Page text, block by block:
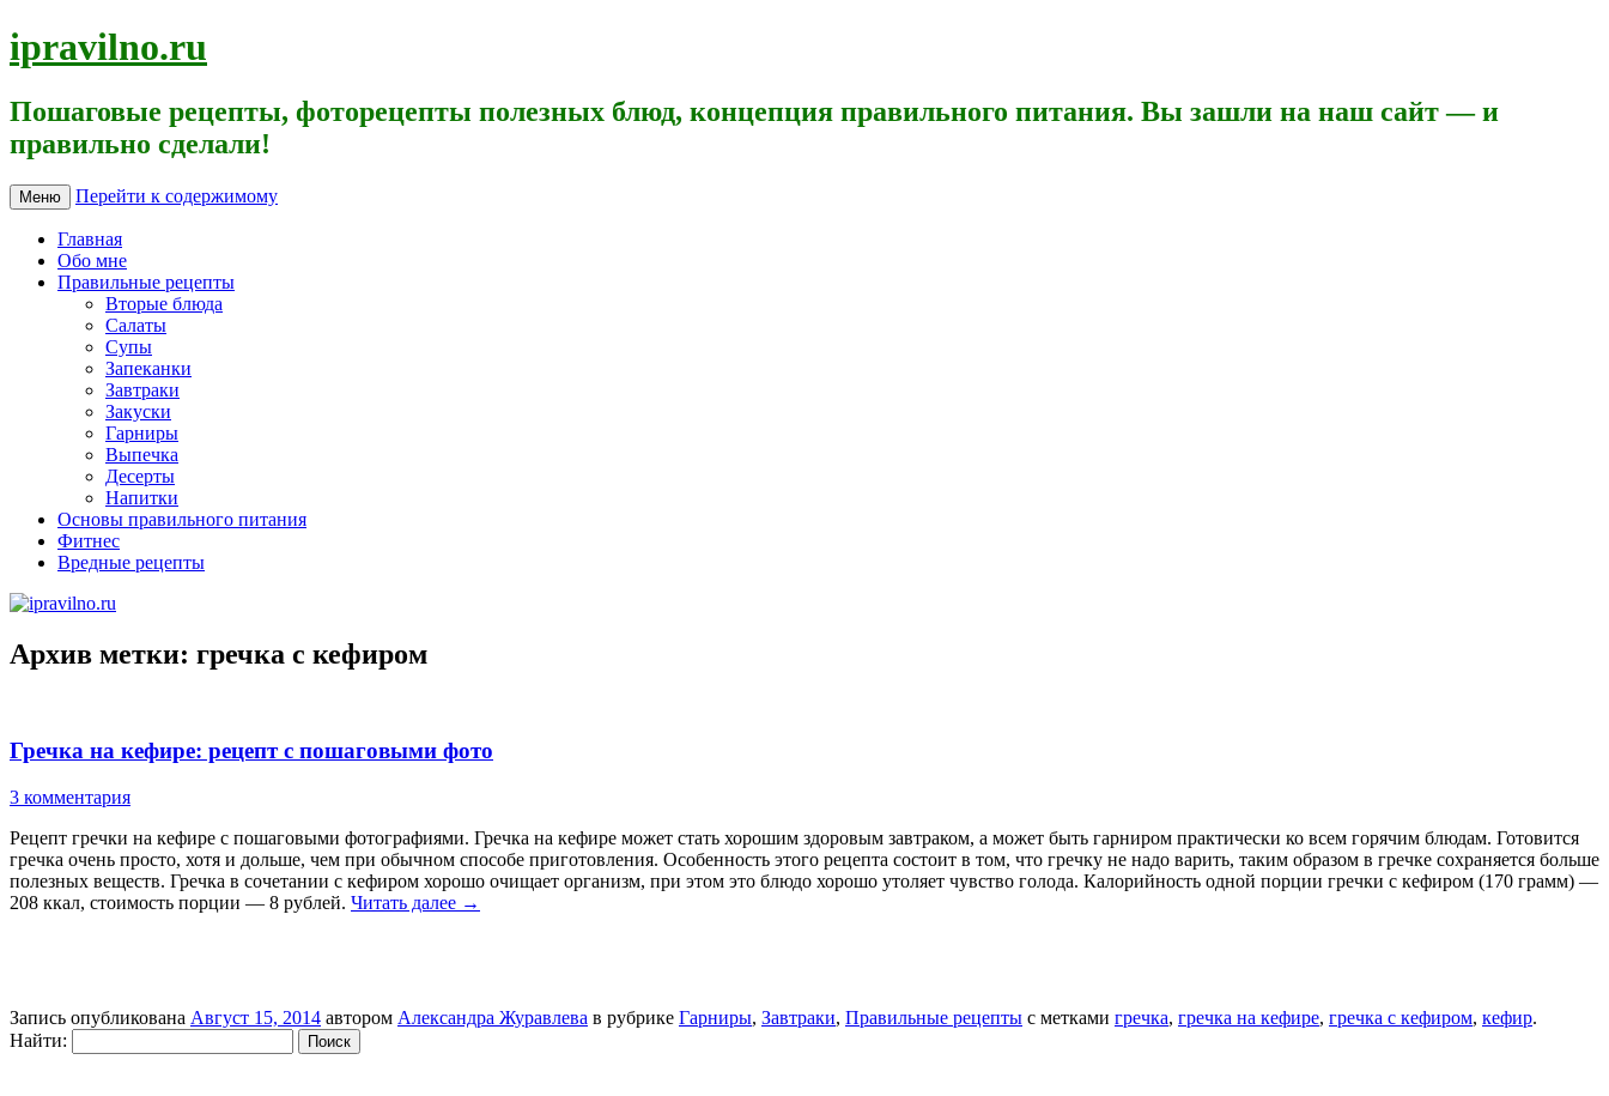
ipravilno.ru
Пошаговые рецепты, фоторецепты полезных блюд, концепция правильного питания. Вы зашли на наш сайт — и
правильно сделали!
Меню Перейти к содержимому
Главная
Обо мне
Правильные рецепты
Вторые блюда
Салаты
Супы
Запеканки
Завтраки
Закуски
Гарниры
Выпечка
Десерты
Напитки
Основы правильного питания
Фитнес
Вредные рецепты
Архив метки: гречка с кефиром
Гречка на кефире: рецепт с пошаговыми фото
3 комментария
Рецепт гречки на кефире с пошаговыми фотографиями. Гречка на кефире может стать хорошим здоровым завтраком, а может быть гарниром практически ко всем горячим блюдам. Готовится
гречка очень просто, хотя и дольше, чем при обычном способе приготовления. Особенность этого рецепта состоит в том, что гречку не надо варить, таким образом в гречке сохраняется больше
полезных веществ. Гречка в сочетании с кефиром хорошо очищает организм, при этом это блюдо хорошо утоляет чувство голода. Калорийность одной порции гречки с кефиром (170 грамм) —
208 ккал, стоимость порции — 8 рублей. Читать далее →
Запись опубликована Август 15, 2014 автором Александра Журавлева в рубрике Гарниры, Завтраки, Правильные рецепты с метками гречка, гречка на кефире, гречка с кефиром, кефир.
Найти: